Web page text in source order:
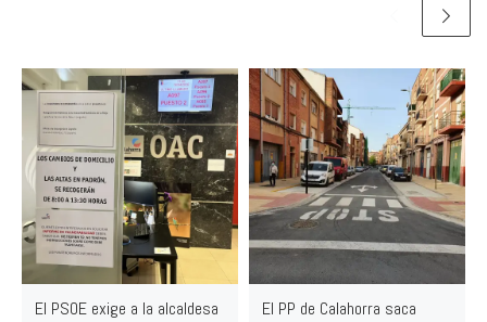
El PSOE exige a la alcaldesa
El PP de Calahorra saca